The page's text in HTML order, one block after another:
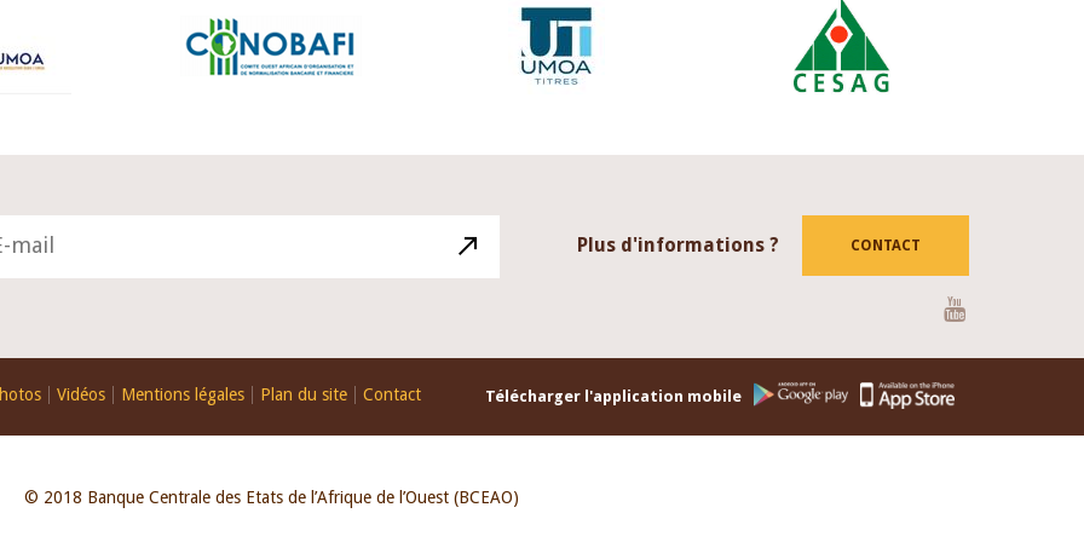
Plus d'informations ? CONTACT
Vidéos Mentions légales Plan du site Contact Télécharger l'application mobile
© 2018 Banque Centrale des Etats de l’Afrique de l’Ouest (BCEAO)